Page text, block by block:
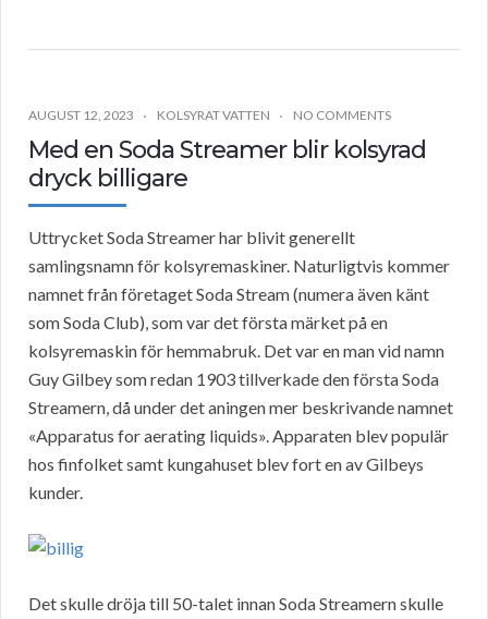
AUGUST 12, 2023 KOLSYRAT VATTEN NO COMMENTS
Med en Soda Streamer blir kolsyrad
dryck billigare
Uttrycket Soda Streamer har blivit generellt
samlingsnamn för kolsyremaskiner. Naturligtvis kommer
namnet från företaget Soda Stream (numera även känt
som Soda Club), som var det första märket på en
kolsyremaskin för hemmabruk. Det var en man vid namn
Guy Gilbey som redan 1903 tillverkade den första Soda
Streamern, då under det aningen mer beskrivande namnet
«Apparatus for aerating liquids». Apparaten blev populär
hos finfolket samt kungahuset blev fort en av Gilbeys
kunder.
Det skulle dröja till 50-talet innan Soda Streamern skulle